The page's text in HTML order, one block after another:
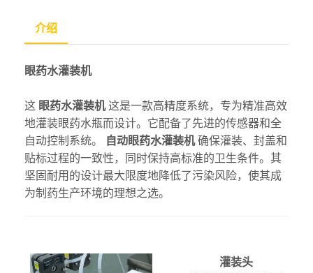
介绍
眼药水灌装机
这 眼药水灌装机这是一款高精度系统，专为精准高效
地灌装眼药水瓶而设计。它配备了先进的传感器和全
自动控制系统。 自动眼药水灌装机确保灌装、封盖和
贴标过程的一致性，同时保持高标准的卫生条件。其
坚固耐用的设计最大限度地降低了污染风险，使其成
为制药生产环境的理想之选。
灌装头